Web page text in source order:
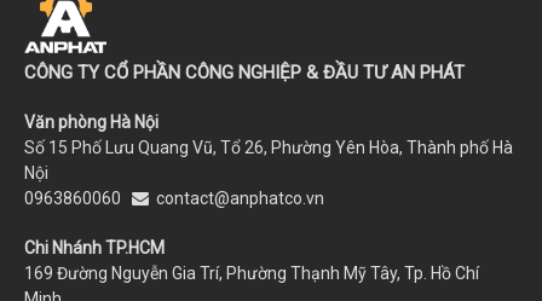
CÔNG TY CỔ PHẦN CÔNG NGHIỆP & ĐẦU TƯ AN PHÁT
Văn phòng Hà Nội
Số 15 Phố Lưu Quang Vũ, Tổ 26, Phường Yên Hòa, Thành phố Hà
Nội
0963860060
contact@anphatco.vn
Chi Nhánh TP.HCM
169 Đường Nguyễn Gia Trí, Phường Thạnh Mỹ Tây, Tp. Hồ Chí